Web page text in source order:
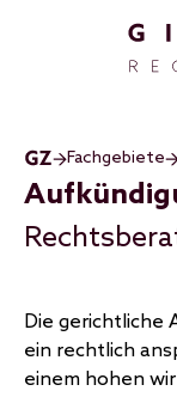
Fachgebiete
Die gerichtliche
ein rechtlich
einem hohen